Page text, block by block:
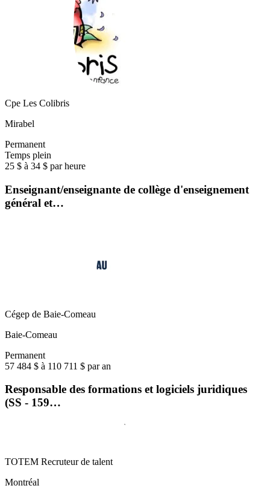
Cpe Les Colibris
Mirabel
Permanent
Temps plein
25 $ à 34 $ par heure
Enseignant/enseignante de collège d'enseignement
général et…
Cégep de Baie-Comeau
Baie-Comeau
Permanent
57 484 $ à 110 711 $ par an
Responsable des formations et logiciels juridiques
(SS - 159…
TOTEM Recruteur de talent
Montréal